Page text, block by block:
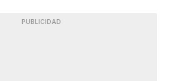
PUBLICIDAD